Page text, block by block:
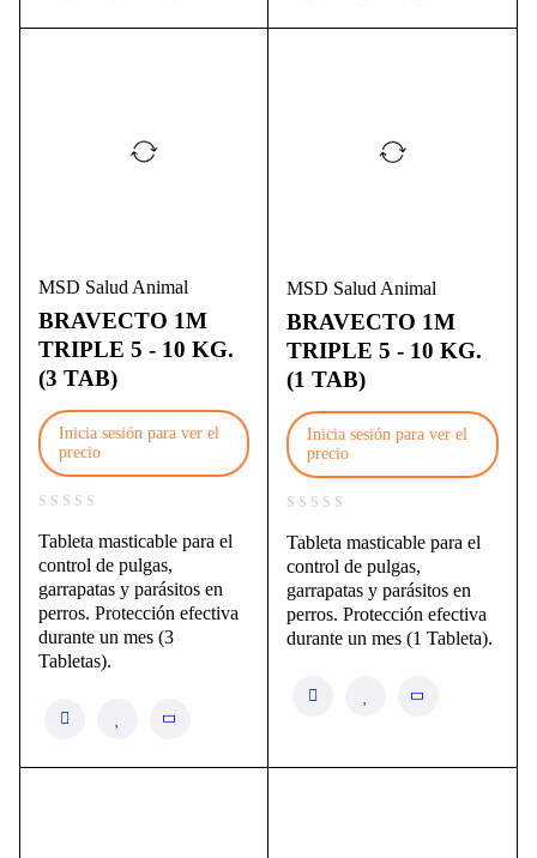
MSD Salud Animal
BRAVECTO 1M
TRIPLE 5 - 10 KG.
(3 TAB)
Inicia sesión para ver el
precio
Tableta masticable para el
control de pulgas,
garrapatas y parásitos en
perros. Protección efectiva
durante un mes (3
Tabletas).
MSD Salud Animal
BRAVECTO 1M
TRIPLE 5 - 10 KG.
(1 TAB)
Inicia sesión para ver el
precio
Tableta masticable para el
control de pulgas,
garrapatas y parásitos en
perros. Protección efectiva
durante un mes (1 Tableta).